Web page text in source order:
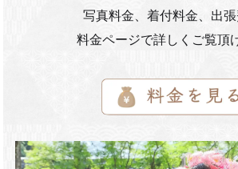
写真料金、着付料金、出
料金ページで詳しくご覧頂